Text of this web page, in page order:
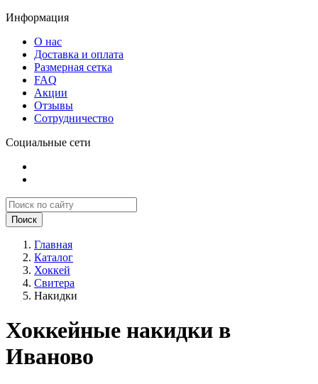
Информация
О нас
Доставка и оплата
Размерная сетка
FAQ
Акции
Отзывы
Сотрудничество
Социальные сети
Поиск
Главная
Каталог
Хоккей
Свитера
Накидки
Хоккейные накидки в
Иваново